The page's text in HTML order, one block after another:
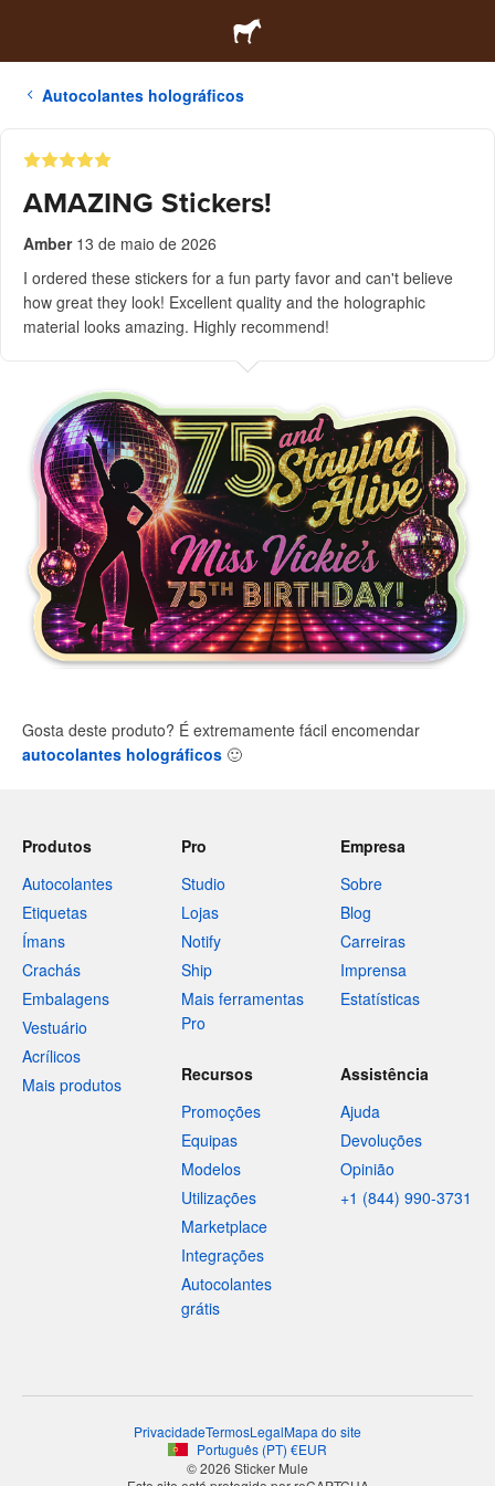
Autocolantes holográficos
AMAZING Stickers!
Amber 13 de maio de 2026
I ordered these stickers for a fun party favor and can't believe
how great they look! Excellent quality and the holographic
material looks amazing. Highly recommend!
Gosta deste produto? É extremamente fácil encomendar
autocolantes holográficos 🙂
Produtos
Autocolantes
Etiquetas
Ímans
Crachás
Embalagens
Vestuário
Acrílicos
Mais produtos
Pro
Studio
Lojas
Notify
Ship
Mais ferramentas
Pro
Empresa
Sobre
Blog
Carreiras
Imprensa
Estatísticas
Recursos
Promoções
Equipas
Modelos
Utilizações
Marketplace
Integrações
Autocolantes
grátis
Assistência
Ajuda
Devoluções
Opinião
+1 (844) 990-3731
PrivacidadeTermosLegalMapa do site
Português (PT) €EUR
© 2026 Sticker Mule